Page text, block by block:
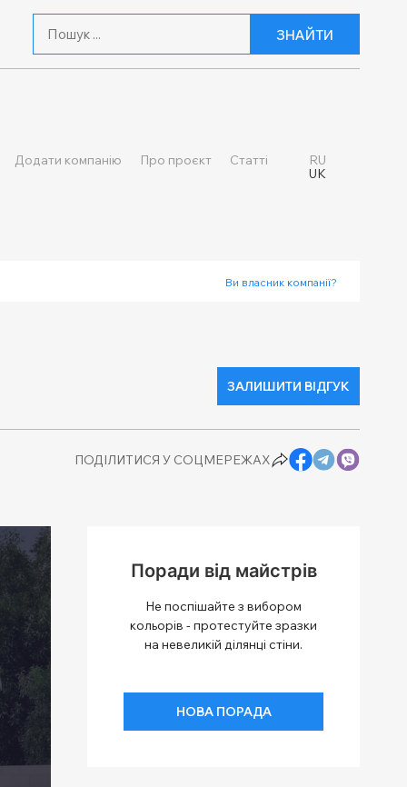
ЗНАЙТИ
Додати компанію Про проєкт Статті
RU
UK
Ви власник компанії?
ЗАЛИШИТИ ВІДГУК
ПОДІЛИТИСЯ У СОЦМЕРЕЖАХ
Поради від майстрів
Не поспішайте з вибором
кольорів - протестуйте зразки
на невеликій ділянці стіни.
НОВА ПОРАДА